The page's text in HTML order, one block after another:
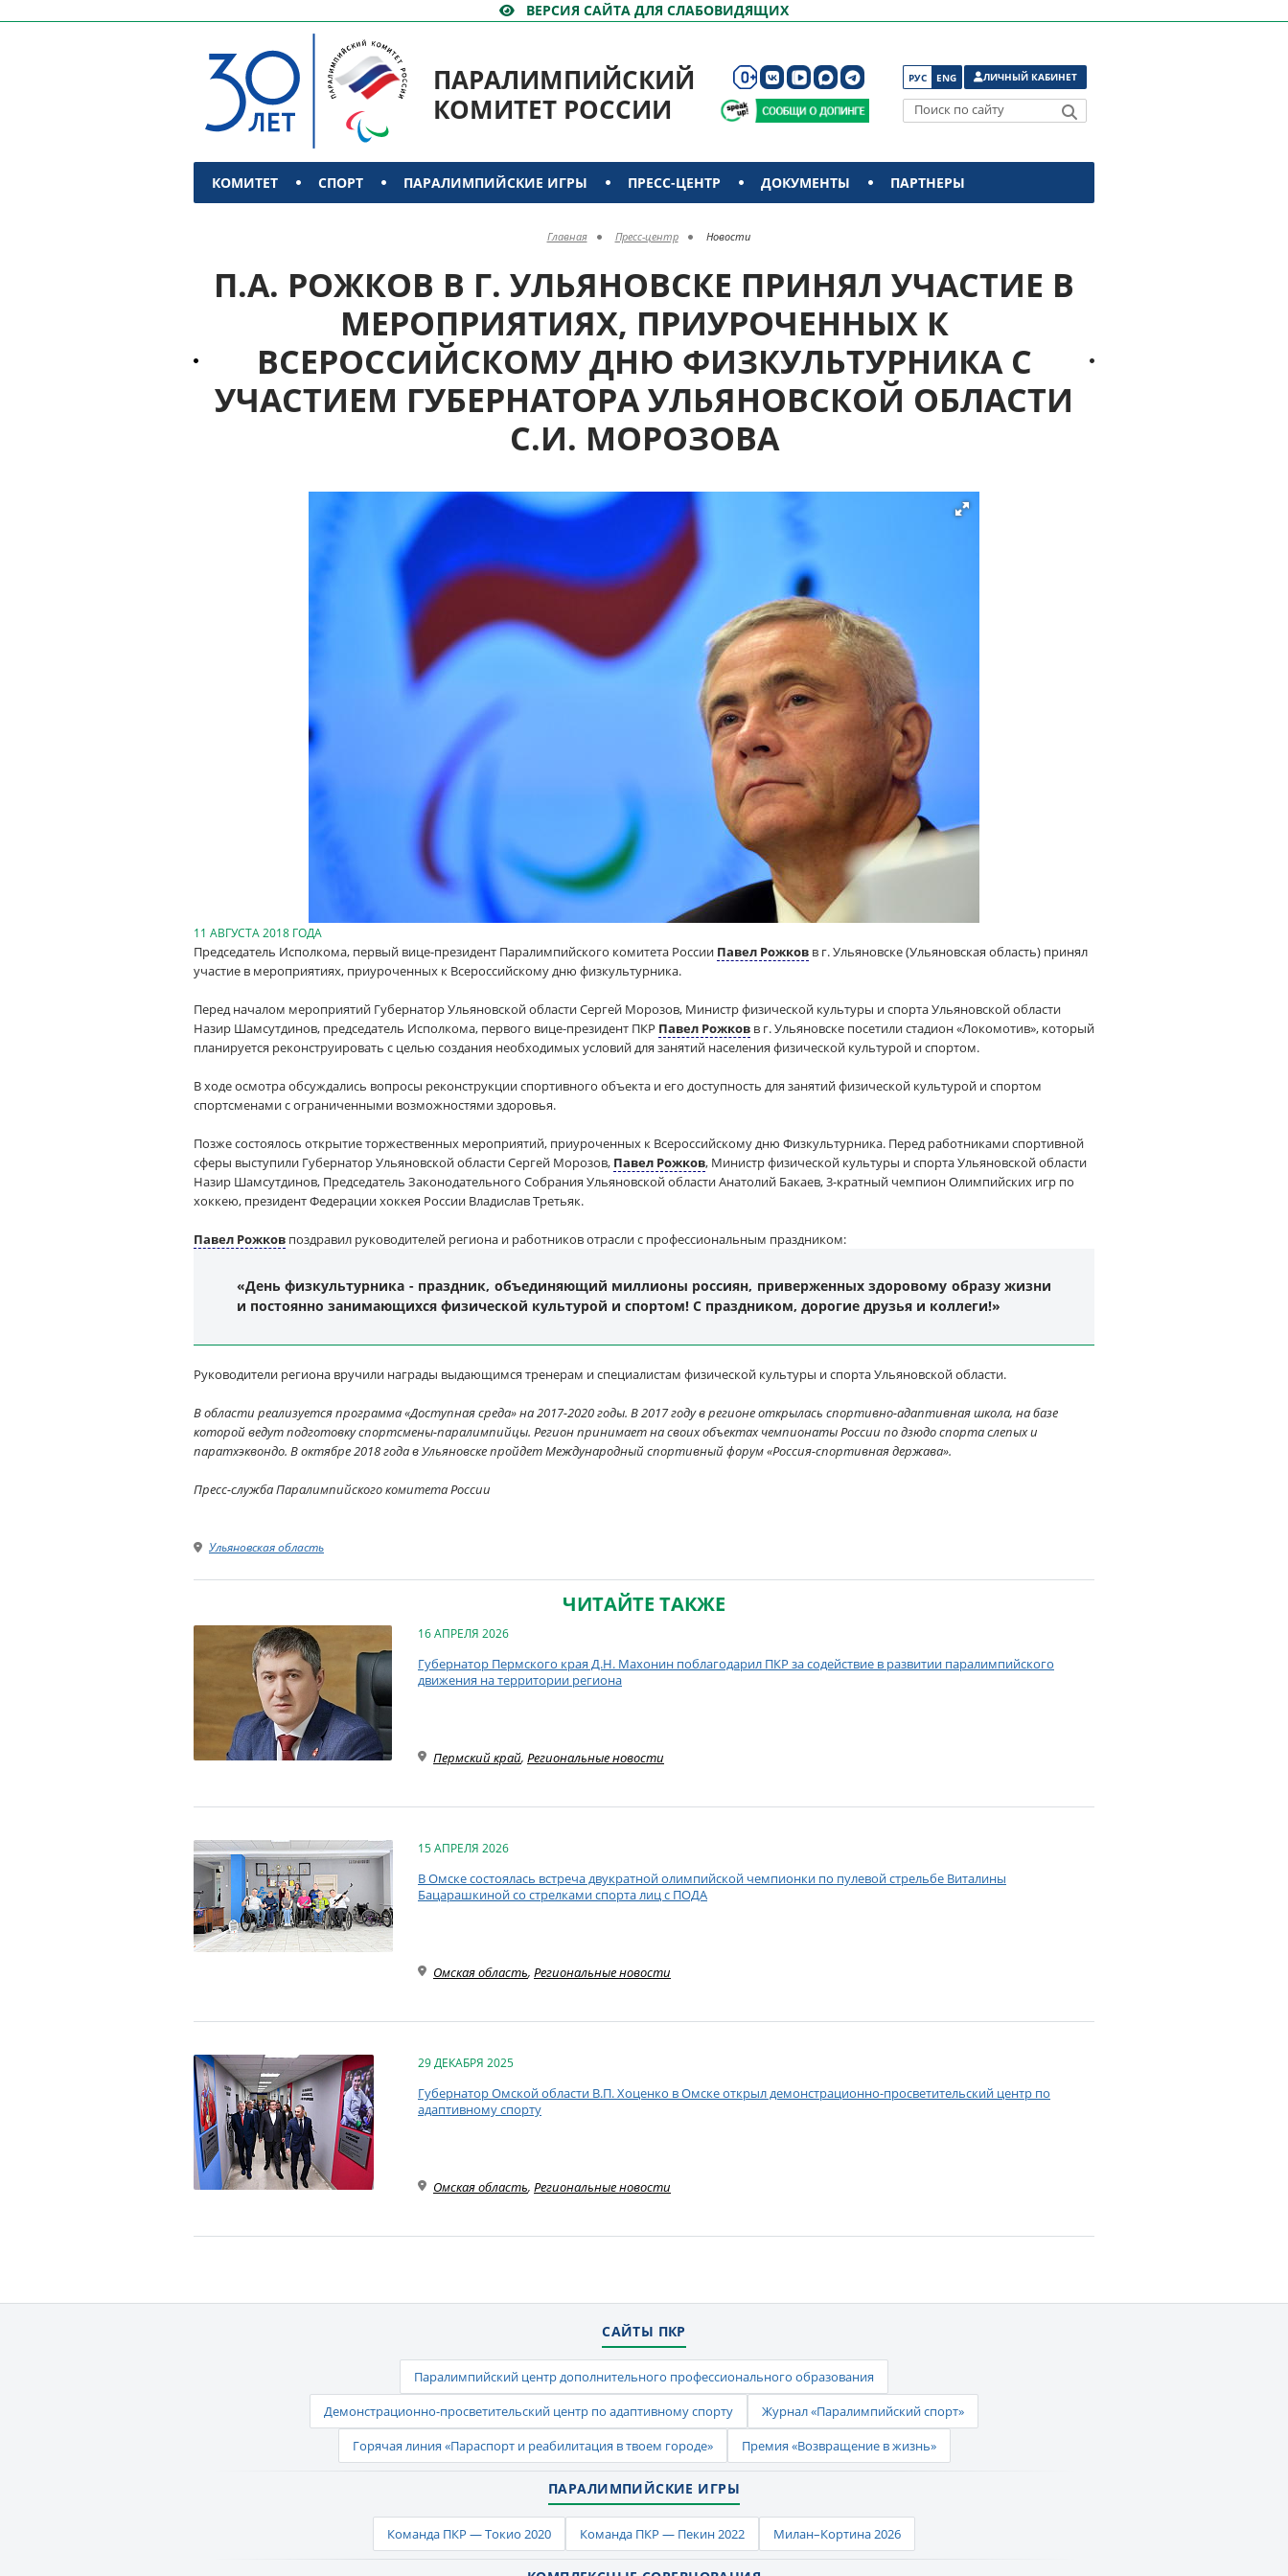
ВЕРСИЯ САЙТА ДЛЯ СЛАБОВИДЯЩИХ
ПАРАЛИМПИЙСКИЙ
КОМИТЕТ РОССИИ
РУС ENG ЛИЧНЫЙ КАБИНЕТ
Поиск по сайту
КОМИТЕТ СПОРТ ПАРАЛИМПИЙСКИЕ ИГРЫ ПРЕСС-ЦЕНТР ДОКУМЕНТЫ ПАРТНЕРЫ
Главная Пресс-центр Новости
П.А. РОЖКОВ В Г. УЛЬЯНОВСКЕ ПРИНЯЛ УЧАСТИЕ В
МЕРОПРИЯТИЯХ, ПРИУРОЧЕННЫХ К
ВСЕРОССИЙСКОМУ ДНЮ ФИЗКУЛЬТУРНИКА С
УЧАСТИЕМ ГУБЕРНАТОРА УЛЬЯНОВСКОЙ ОБЛАСТИ
С.И. МОРОЗОВА
11 АВГУСТА 2018 ГОДА
Председатель Исполкома, первый вице-президент Паралимпийского комитета России Павел Рожков в г. Ульяновске (Ульяновская область) принял
участие в мероприятиях, приуроченных к Всероссийскому дню физкультурника.
Перед началом мероприятий Губернатор Ульяновской области Сергей Морозов, Министр физической культуры и спорта Ульяновской области
Назир Шамсутдинов, председатель Исполкома, первого вице-президент ПКР Павел Рожков в г. Ульяновске посетили стадион «Локомотив», который
планируется реконструировать с целью создания необходимых условий для занятий населения физической культурой и спортом.
В ходе осмотра обсуждались вопросы реконструкции спортивного объекта и его доступность для занятий физической культурой и спортом
спортсменами с ограниченными возможностями здоровья.
Позже состоялось открытие торжественных мероприятий, приуроченных к Всероссийскому дню Физкультурника. Перед работниками спортивной
сферы выступили Губернатор Ульяновской области Сергей Морозов, Павел Рожков, Министр физической культуры и спорта Ульяновской области
Назир Шамсутдинов, Председатель Законодательного Собрания Ульяновской области Анатолий Бакаев, 3-кратный чемпион Олимпийских игр по
хоккею, президент Федерации хоккея России Владислав Третьяк.
Павел Рожков поздравил руководителей региона и работников отрасли с профессиональным праздником:
«День физкультурника - праздник, объединяющий миллионы россиян, приверженных здоровому образу жизни
и постоянно занимающихся физической культурой и спортом! С праздником, дорогие друзья и коллеги!»
Руководители региона вручили награды выдающимся тренерам и специалистам физической культуры и спорта Ульяновской области.
В области реализуется программа «Доступная среда» на 2017-2020 годы. В 2017 году в регионе открылась спортивно-адаптивная школа, на базе
которой ведут подготовку спортсмены-паралимпийцы. Регион принимает на своих объектах чемпионаты России по дзюдо спорта слепых и
паратхэквондо. В октябре 2018 года в Ульяновске пройдет Международный спортивный форум «Россия-спортивная держава».
Пресс-служба Паралимпийского комитета России
Ульяновская область
ЧИТАЙТЕ ТАКЖЕ
16 АПРЕЛЯ 2026
Губернатор Пермского края Д.Н. Махонин поблагодарил ПКР за содействие в развитии паралимпийского
движения на территории региона
Пермский край, Региональные новости
15 АПРЕЛЯ 2026
В Омске состоялась встреча двукратной олимпийской чемпионки по пулевой стрельбе Виталины
Бацарашкиной со стрелками спорта лиц с ПОДА
Омская область, Региональные новости
29 ДЕКАБРЯ 2025
Губернатор Омской области В.П. Хоценко в Омске открыл демонстрационно-просветительский центр по
адаптивному спорту
Омская область, Региональные новости
САЙТЫ ПКР
Паралимпийский центр дополнительного профессионального образования
Демонстрационно-просветительский центр по адаптивному спорту
Журнал «Паралимпийский спорт»
Горячая линия «Параспорт и реабилитация в твоем городе»
Премия «Возвращение в жизнь»
ПАРАЛИМПИЙСКИЕ ИГРЫ
Команда ПКР — Токио 2020 Команда ПКР — Пекин 2022 Милан–Кортина 2026